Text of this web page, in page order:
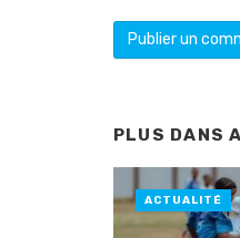
PLUS DANS
ACTUALITÉ